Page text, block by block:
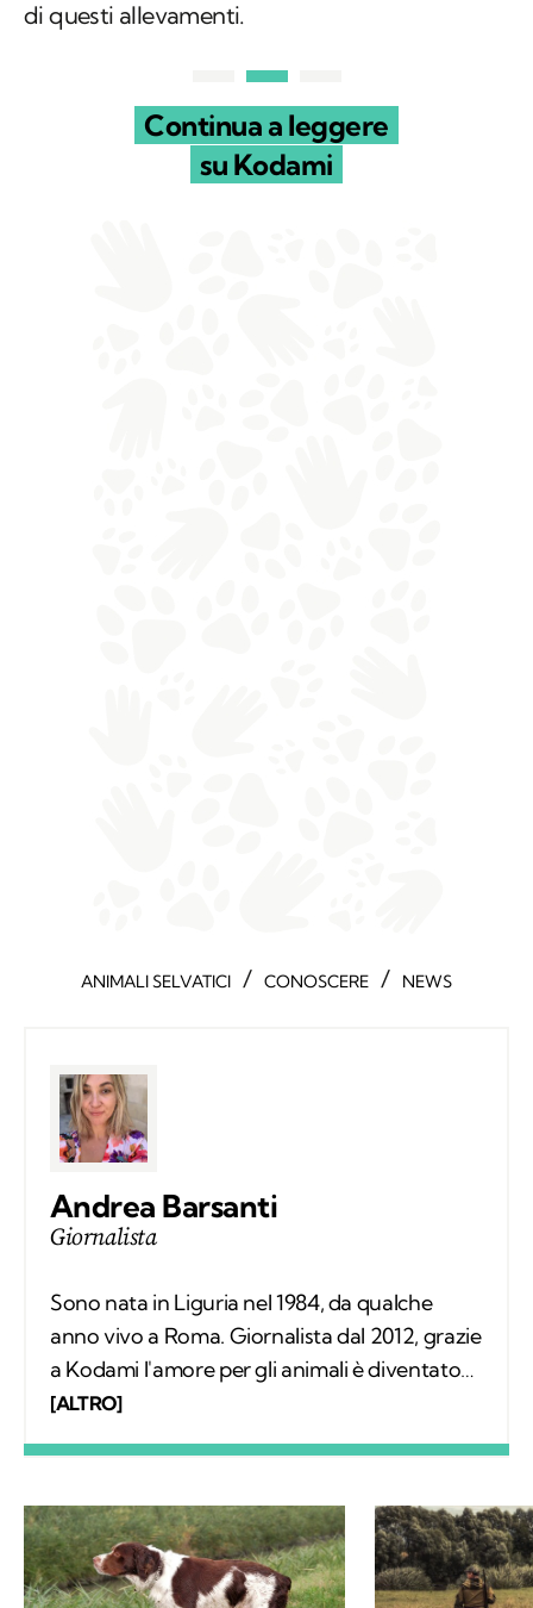
di questi allevamenti.
Continua a leggere
su Kodami
ANIMALI SELVATICI / CONOSCERE / NEWS
Andrea Barsanti
Giornalista
Sono nata in Liguria nel 1984, da qualche
anno vivo a Roma. Giornalista dal 2012, grazie
a Kodami l'amore per gli animali è diventato
un lavoro attraverso cui provo a fare la
libero tanti libri, qualche viaggio e una
continua scoperta di ciò che mi circonda.
[ALTRO]